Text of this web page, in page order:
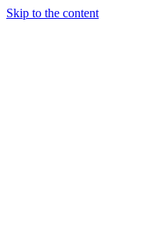
Skip to the content